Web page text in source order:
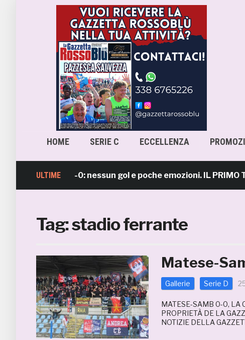
HOME SERIE C ECCELLENZA
ULTIME
Lanciano 0-0: nessun gol e poche emozioni. IL PRIMO
Tag:stadio ferrante
Matese-
Gallerie Serie D
MATESE-SAMB 0-0, LA
PROPRIETÀ DE LA
NOTIZIE DELLA